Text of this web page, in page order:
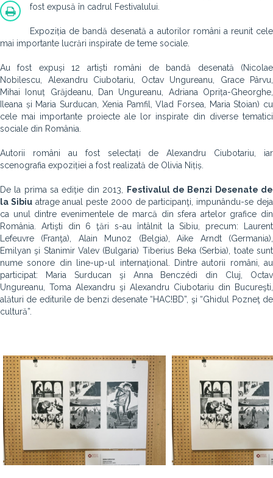
fost expusă în cadrul Festivalului.
Expoziția de bandă desenată a autorilor români a reunit cele
mai importante lucrări inspirate de teme sociale.
Au fost expuși 12 artiști români de bandă desenată (Nicolae
Nobilescu, Alexandru Ciubotariu, Octav Ungureanu, Grace Pârvu,
Mihai Ionuț Grăjdeanu, Dan Ungureanu, Adriana Oprița-Gheorghe,
Ileana și Maria Surducan, Xenia Pamfil, Vlad Forsea, Maria Stoian) cu
cele mai importante proiecte ale lor inspirate din diverse tematici
sociale din România.
Autorii români au fost selectați de Alexandru Ciubotariu, iar
scenografia expoziției a fost realizată de Olivia Nițiș.
De la prima sa ediţie din 2013,
Festivalul de Benzi Desenate de
la Sibiuatrage anual peste 2000 de participanţi, impunându-se deja
ca unul dintre evenimentele de marcă din sfera artelor grafice din
România. Artişti din 6 ţări s-au întâlnit la Sibiu, precum: Laurent
Lefeuvre (Franţa), Alain Munoz (Belgia), Aike Arndt (Germania),
Emilyan şi Stanimir Valev (Bulgaria) Tiberius Beka (Serbia), toate sunt
nume sonore din line-up-ul internaţional. Dintre autorii români, au
participat: Maria Surducan şi Anna Benczédi din Cluj, Octav
Ungureanu, Toma Alexandru şi Alexandru Ciubotariu din Bucureşti,
alături de editurile de benzi desenate “HAC!BD”, şi “Ghidul Pozneţ de
cultură”.